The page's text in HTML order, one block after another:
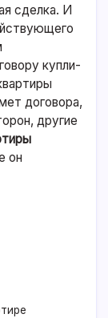
сделка. И
купли-
договора,
другие
он